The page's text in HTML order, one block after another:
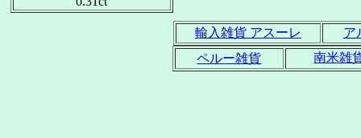
輸入雑貨 アスーレ
ア
ペルー雑貨
南米雑